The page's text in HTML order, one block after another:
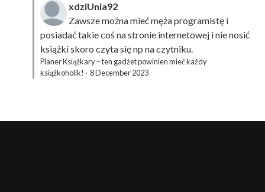
xdziUnia92
Zawsze można mieć męża programistę i
posiadać takie coś na stronie internetowej i nie nosić
książki skoro czyta się np na czytniku.
Planer Książkary – ten gadżet powinien mieć każdy
książkoholik! · 8 December 2023